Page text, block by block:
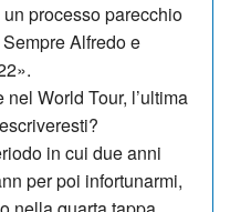
processo parecchio
Alfredo e
World Tour, l’ultima
in cui due anni
per poi infortunarmi,